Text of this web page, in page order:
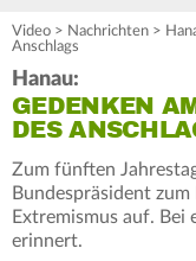
Video > Nachrichten >
Anschlags
Hanau:
GEDENKEN
DES
Zum fünften
Bundespräsident zum
Extremismus auf.
erinnert.